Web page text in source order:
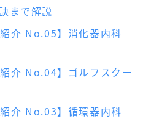
まで解説
介 No.05】消化器内科
介 No.04】ゴルフスクー
介 No.03】循環器内科